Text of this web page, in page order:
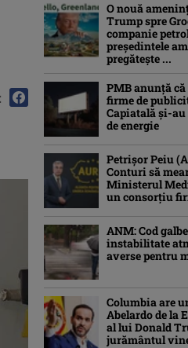
O nouă
Trump spre
companie
președintele
pregătește ...
PMB anunță
firme de
Capiatală și-
de energie
Petrişor Peiu
Conturi să
Ministerul
un consorţiu
ANM: Cod
instabilitate
averse pentru
Columbia are
Abelardo de la
al lui Donald
jurământul